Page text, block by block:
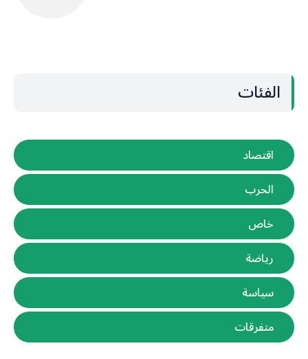
الفئات
اقتصاد
الحرب
خاص
رياضة
سياسة
متفرقات